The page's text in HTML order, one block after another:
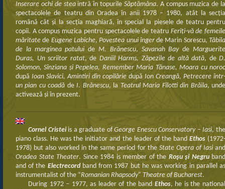
Inserare ochi de steaintră în topurile Săptămâna. A compus muzica de
spectacolele de teatru din Oradea în anii 1978 – 1980, atât la secţia
română cât şi la secţia maghiară, în special la piesele de teatru pentru
copii. A compus muzica pentru spectacolele de teatru Feriţi-vă de
măritate de Eugene Labiche,Povestea unui îngerde Marin Sorescu,
de la marginea patului deM. Brănescu, Savanah Bayde
Duras, Un scriitor ratat, de Daniil Harms, Zăpezile de altă dată, de D.
Solomon, Sînziana şi Pepelea, Remember Maria Tănase, Moara cu noroc
după Ioan Slavici, Amintiri din copilărie după Ion Creangă, Petrecere într-
un pian cu coadă deI. Brănescu, la Teatrul Maria Filotti din Brăila,
activează şi în prezent.
Cornel Cristeiis a graduate ofGeorge Enescu Conservatory –Iasi,
piano class. He was the initiator and the leader of the band Ethos
1978) but also worked in the same period for the State Opera of Iasi
Oradea State Theater. Since 1984 is member of the Roşu şi Negruband
and of the Electrecordband from 1987 but he was working in parallel
instrumentalist of the “Romanian Rhapsody” Theatre of Bucharest.
During 1972 – 1977, as leader of the band Ethos, he is the